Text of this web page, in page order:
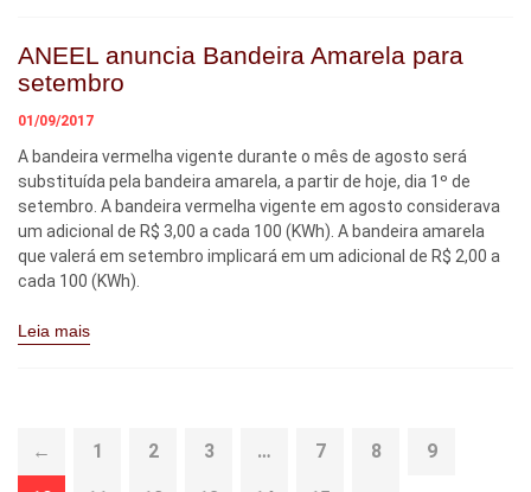
ANEEL anuncia Bandeira Amarela para
setembro
01/09/2017
A bandeira vermelha vigente durante o mês de agosto será
substituída pela bandeira amarela, a partir de hoje, dia 1º de
setembro. A bandeira vermelha vigente em agosto considerava
um adicional de R$ 3,00 a cada 100 (KWh). A bandeira amarela
que valerá em setembro implicará em um adicional de R$ 2,00 a
cada 100 (KWh).
Leia mais
← 1 2 3 … 7 8 9